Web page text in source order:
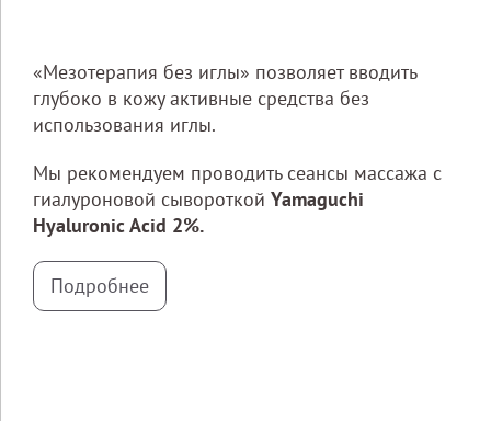
«Мезотерапия без иглы» позволяет вводить
глубоко в кожу активные средства без
использования иглы.
Мы рекомендуем проводить сеансы массажа с
гиалуроновой сывороткой Yamaguchi
Hyaluronic Acid 2%.
Подробнее